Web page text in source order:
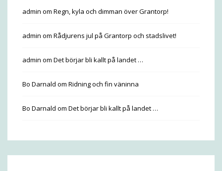
admin om Regn, kyla och dimman över Grantorp!
admin om Rådjurens jul på Grantorp och stadslivet!
admin om Det börjar bli kallt på landet …
Bo Darnald om Ridning och fin väninna
Bo Darnald om Det börjar bli kallt på landet …